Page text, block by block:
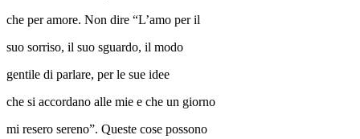
che per amore. Non dire “L’amo per il
suo sorriso, il suo sguardo, il modo
gentile di parlare, per le sue idee
che si accordano alle mie e che un giorno
mi resero sereno”. Queste cose possono